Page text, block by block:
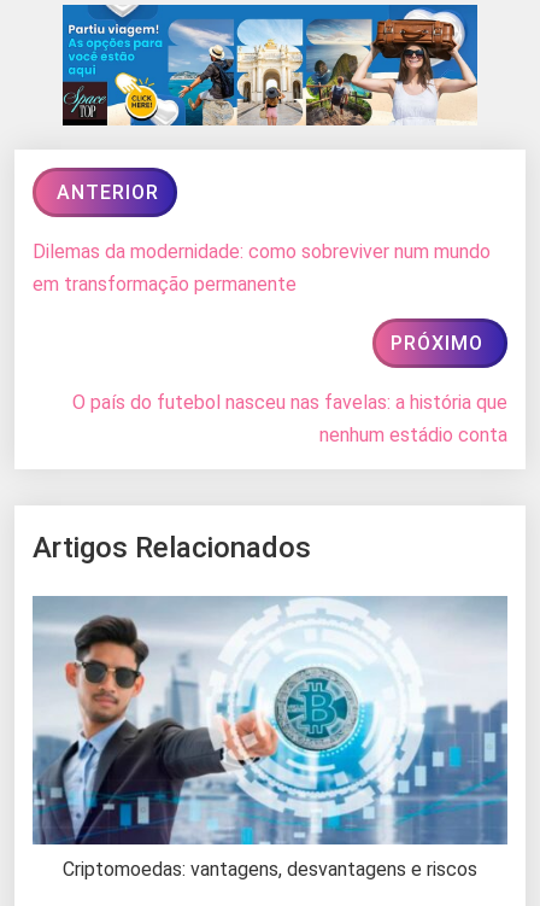
ANTERIOR
Dilemas da modernidade: como sobreviver num mundo
em transformação permanente
PRÓXIMO
O país do futebol nasceu nas favelas: a história que
nenhum estádio conta
Artigos Relacionados
Criptomoedas: vantagens, desvantagens e riscos